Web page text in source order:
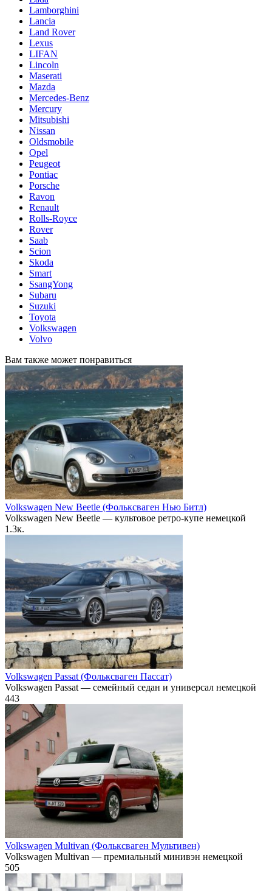
Lamborghini
Lancia
Land Rover
Lexus
LIFAN
Lincoln
Maserati
Mazda
Mercedes-Benz
Mercury
Mitsubishi
Nissan
Oldsmobile
Opel
Peugeot
Pontiac
Porsche
Ravon
Renault
Rolls-Royce
Rover
Saab
Scion
Skoda
Smart
SsangYong
Subaru
Suzuki
Toyota
Volkswagen
Volvo
Вам также может понравиться
Volkswagen New Beetle (Фольксваген Нью Битл)
Volkswagen New Beetle — культовое ретро-купе немецкой
1.3к.
Volkswagen Passat (Фольксваген Пассат)
Volkswagen Passat — семейный седан и универсал немецкой
443
Volkswagen Multivan (Фольксваген Мультивен)
Volkswagen Multivan — премиальный минивэн немецкой
505